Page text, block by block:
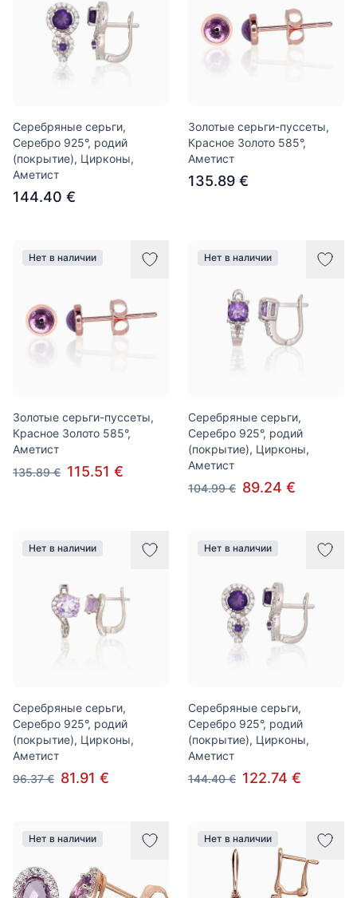
Серебряные серьги,
Серебро 925°, родий
(покрытие), Цирконы,
Аметист
144.40 €
Золотые серьги-пуссеты,
Красное Золото 585°,
Аметист
135.89 €
Нет в наличии
Золотые серьги-пуссеты,
Красное Золото 585°,
Аметист
135.89 € 115.51 €
Нет в наличии
Серебряные серьги,
Серебро 925°, родий
(покрытие), Цирконы,
Аметист
104.99 € 89.24 €
Нет в наличии
Серебряные серьги,
Серебро 925°, родий
(покрытие), Цирконы,
Аметист
96.37 € 81.91 €
Нет в наличии
Серебряные серьги,
Серебро 925°, родий
(покрытие), Цирконы,
Аметист
144.40 € 122.74 €
Нет в наличии Нет в наличии